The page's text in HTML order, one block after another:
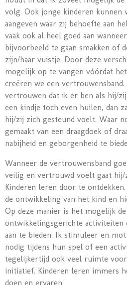
volg. Ook jonge kinderen kunnen
aangeven waar zij behoefte aan
vaak ook al heel goed aan
bijvoorbeeld te gaan smakken of
zijn/haar vuistje. Door deze
mogelijk op te vangen vóórdat
creëren we een
vertrouwen dat ik er ben als hij/
een kindje toch even huilen, dan
hij/zij zich gesteund voelt. Waar
gemaakt van een draagdoek of
nabijheid en geborgenheid te
Wanneer de vertrouwensband
veilig en vertrouwd voelt gaat hij/
Kinderen leren door te
de ontwikkeling van het kind en
Op deze manier is het mogelijk
ontwikkelingsgerichte activiteiten
aan te bieden. Ik stimuleer en
nodig tijdens hun spel of een
tegelijkertijd ook veel ruimte
initiatief. Kinderen leren immers
doen en ervaren.